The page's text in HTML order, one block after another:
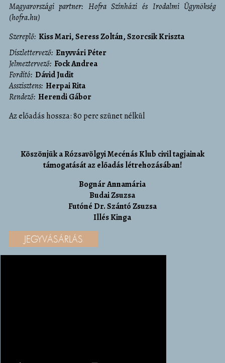
Magyarországi partner: Hofra Színházi és Irodalmi Ügynökség
(hofra.hu)
Szereplő Kiss Mari Seress Zoltán Szorcsik Kriszta
díszlettervező Enyvvári Péter
jelmeztervező Fock Andrea
fordító Dávid Judit
asszisztens Herpai Rita
rendező Herendi Gábor
Az előadás hossza: 80 perc szünet nélkül
Köszönjük a Rózsavölgyi Mecénás Klub civil tagjainak
támogatását az előadás létrehozásában!
Bognár Annamária
Budai Zsuzsa
Futóné Dr. Szántó Zsuzsa
Illés Kinga
JEGYVÁSÁRLÁS